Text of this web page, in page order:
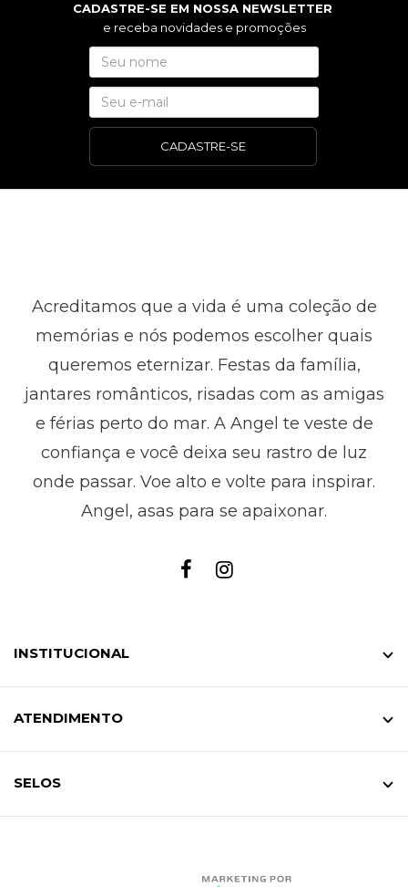
CADASTRE-SE EM NOSSA NEWSLETTER
e receba novidades e promoções
CADASTRE-SE
Acreditamos que a vida é uma coleção de
memórias e nós podemos escolher quais
queremos eternizar. Festas da família,
jantares românticos, risadas com as amigas
e férias perto do mar. A Angel te veste de
confiança e você deixa seu rastro de luz
onde passar. Voe alto e volte para inspirar.
Angel, asas para se apaixonar.
INSTITUCIONAL
ATENDIMENTO
SELOS